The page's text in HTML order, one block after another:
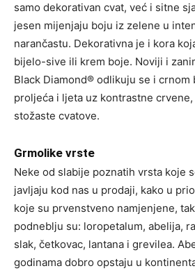
samo dekorativan cvat, već i sitne
jesen mijenjaju boju iz zelene u
narančastu. Dekorativna je i kora
bijelo-sive ili krem boje. Noviji i
Black Diamond® odlikuju se i
proljeća i ljeta uz kontrastne
stožaste cvatove.
Grmolike vrste
Neke od slabije poznatih vrsta koje
javljaju kod nas u prodaji, kako u
koje su prvenstveno namjenjene,
podneblju su: loropetalum, abelija,
slak, četkovac, lantana i grevilea.
godinama dobro opstaju u